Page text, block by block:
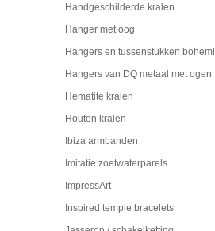
Handgeschilderde kralen
Hanger met oog
Hangers en tussenstukken
Hangers van DQ metaal met ogen
Hematite kralen
Houten kralen
Ibiza armbanden
Imitatie zoetwaterparels
ImpressArt
Inspired temple bracelets